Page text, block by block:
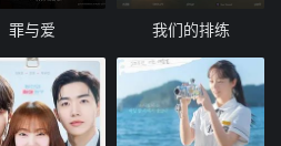
罪与爱 我们的排练